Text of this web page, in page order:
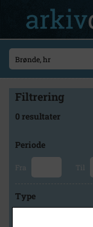
Filtrering
0 resultater
Periode
Fra Til
Type